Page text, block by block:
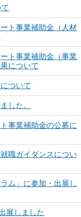
ト事業補助金（人材
ト事業補助金（事業
について
ついて
した。
事業補助金の公募に
職ガイダンスについ
ム」に参加・出展し
展しました